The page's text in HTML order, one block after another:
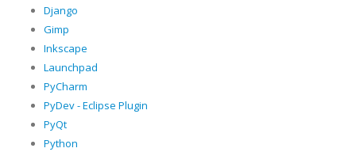
Django
Gimp
Inkscape
Launchpad
PyCharm
PyDev - Eclipse Plugin
PyQt
Python